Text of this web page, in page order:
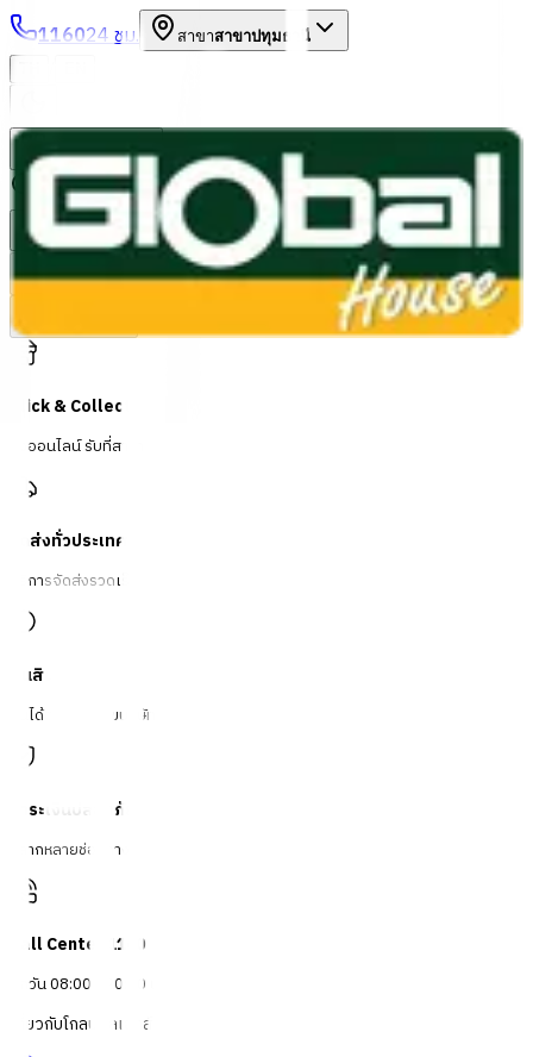
116024 ชม. สาขาสาขาปทุมธานี
หมวดหมู่สินค้า
ค้นหา
บัญชีของฉัน ตะกร้าสินค้า
Previous slide
Click & Collect
สั่งออนไลน์ รับที่สาขา
จัดส่งทั่วประเทศ
บริการจัดส่งรวดเร็ว
คืนสินค้าง่าย
คืนได้ตามเงื่อนไขบริษัท
ชำระเงินปลอดภัย
หลากหลายช่องทาง
Call Center 1160
ทุกวัน 08:00 - 20:00 น.
เกี่ยวกับโกลบอลเฮ้าส์